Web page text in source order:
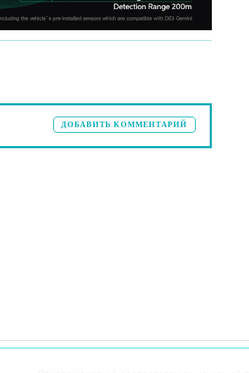
ДОБАВИТЬ КОММЕНТАРИЙ